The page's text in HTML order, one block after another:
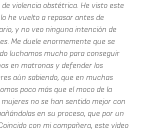
violencia obstétrica. He visto este
he vuelto a repasar antes de
y no veo ninguna intención de
Me duele enormemente que se
luchamos mucho para conseguir
en matronas y defender los
aún sabiendo, que en muchas
poco más que el moco de la
no se han sentido mejor con
en su proceso, que por un
con mi compañera, este vídeo